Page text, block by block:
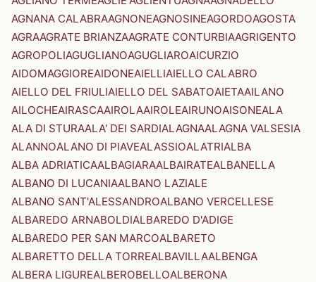
AGNANA CALABRAAGNONEAGNOSINEAGORDOAGOSTA
AGRAAGRATE BRIANZAAGRATE CONTURBIAAGRIGENTO
AGROPOLIAGUGLIANOAGUGLIAROAICURZIO
AIDOMAGGIOREAIDONEAIELLIAIELLO CALABRO
AIELLO DEL FRIULIAIELLO DEL SABATOAIETAAILANO
AILOCHEAIRASCAAIROLAAIROLEAIRUNOAISONEALA
ALA DI STURAALA' DEI SARDIALAGNAALAGNA VALSESIA
ALANNOALANO DI PIAVEALASSIOALATRIALBA
ALBA ADRIATICAALBAGIARAALBAIRATEALBANELLA
ALBANO DI LUCANIAALBANO LAZIALE
ALBANO SANT'ALESSANDROALBANO VERCELLESE
ALBAREDO ARNABOLDIALBAREDO D'ADIGE
ALBAREDO PER SAN MARCOALBARETO
ALBARETTO DELLA TORREALBAVILLAALBENGA
ALBERA LIGUREALBEROBELLOALBERONA